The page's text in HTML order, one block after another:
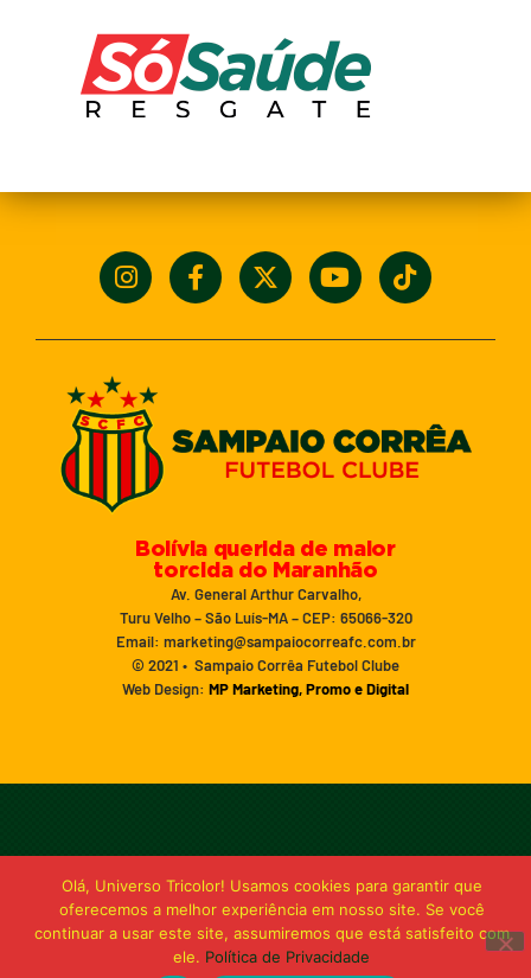
Bolívia querida de maior
torcida do Maranhão
Av. General Arthur Carvalho,
Turu Velho – São Luís-MA – CEP: 65066-320
Email: marketing@sampaiocorreafc.com.br
© 2021 • Sampaio Corrêa Futebol Clube
Web Design: MP Marketing, Promo e Digital
Olá, Universo Tricolor! Usamos cookies para garantir que
oferecemos a melhor experiência em nosso site. Se você
continuar a usar este site, assumiremos que está satisfeito com
ele. Política de Privacidade